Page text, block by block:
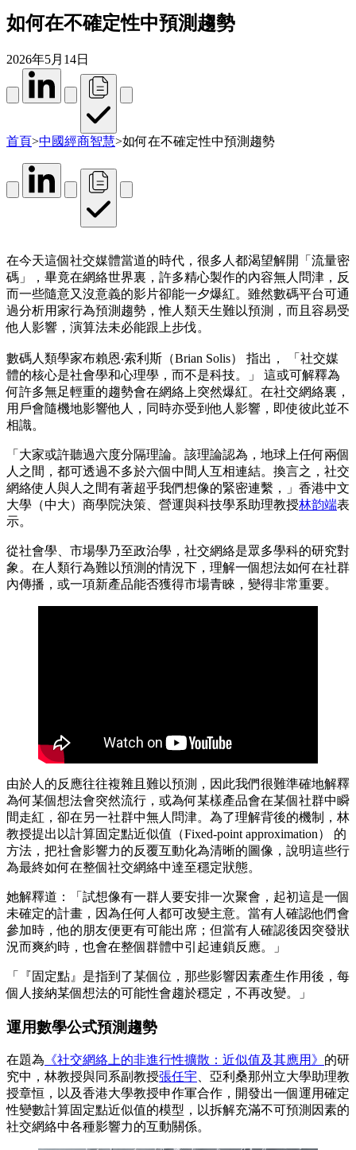
如何在不確定性中預測趨勢
2026年5月14日
首頁>中國經商智慧>如何在不確定性中預測趨勢
在今天這個社交媒體當道的時代，很多人都渴望解開「流量密
碼」，畢竟在網絡世界裏，許多精心製作的內容無人問津，反
而一些隨意又沒意義的影片卻能一夕爆紅。雖然數碼平台可通
過分析用家行為預測趨勢，惟人類天生難以預測，而且容易受
他人影響，演算法未必能跟上步伐。
數碼人類學家布賴恩‧索利斯（Brian Solis） 指出， 「社交媒
體的核心是社會學和心理學，而不是科技。」 這或可解釋為
何許多無足輕重的趨勢會在網絡上突然爆紅。在社交網絡裏，
用戶會隨機地影響他人，同時亦受到他人影響，即使彼此並不
相識。
「大家或許聽過六度分隔理論。該理論認為，地球上任何兩個
人之間，都可透過不多於六個中間人互相連結。換言之，社交
網絡使人與人之間有著超乎我們想像的緊密連繫，」香港中文
大學（中大）商學院決策、營運與科技學系助理教授林韵端表
示。
從社會學、市場學乃至政治學，社交網絡是眾多學科的研究對
象。在人類行為難以預測的情況下，理解一個想法如何在社群
內傳播，或一項新產品能否獲得市場青睞，變得非常重要。
由於人的反應往往複雜且難以預測，因此我們很難準確地解釋
為何某個想法會突然流行，或為何某樣產品會在某個社群中瞬
間走紅，卻在另一社群中無人問津。為了理解背後的機制，林
教授提出以計算固定點近似值（Fixed-point approximation） 的
方法，把社會影響力的反覆互動化為清晰的圖像，說明這些行
為最終如何在整個社交網絡中達至穩定狀態。
她解釋道：「試想像有一群人要安排一次聚會，起初這是一個
未確定的計畫，因為任何人都可改變主意。當有人確認他們會
參加時，他的朋友便更有可能出席；但當有人確認後因突發狀
況而爽約時，也會在整個群體中引起連鎖反應。」
「『固定點』是指到了某個位，那些影響因素產生作用後，每
個人接納某個想法的可能性會趨於穩定，不再改變。」
運用數學公式預測趨勢
在題為 《社交網絡上的非進行性擴散：近似值及其應用》 的研
究中，林教授與同系副教授張任宇 、亞利桑那州立大學助理教
授章恒，以及香港大學教授申作軍合作，開發出一個運用確定
性變數計算固定點近似值的模型，以拆解充滿不可預測因素的
社交網絡中各種影響力的互動關係。